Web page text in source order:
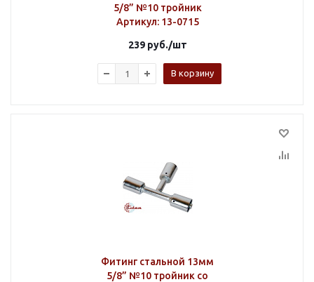
5/8” №10 тройник
Артикул: 13-0715
239руб./шт
В корзину
Фитинг стальной 13мм
5/8” №10 тройник со